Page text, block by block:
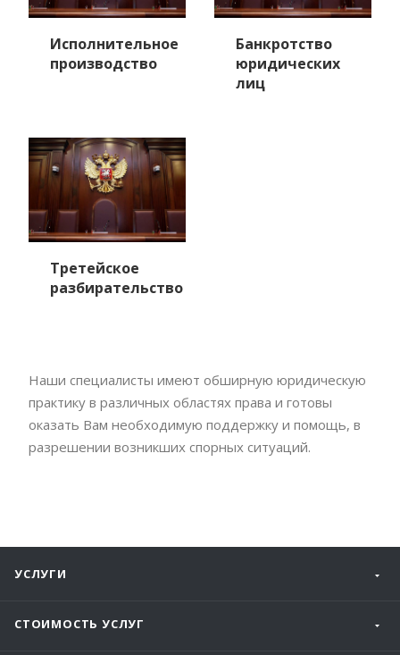
Исполнительное
производство
Банкротство
юридических
лиц
Третейское
разбирательство
Наши специалисты имеют обширную юридическую
практику в различных областях права и готовы
оказать Вам необходимую поддержку и помощь, в
разрешении возникших спорных ситуаций.
УСЛУГИ
СТОИМОСТЬ УСЛУГ